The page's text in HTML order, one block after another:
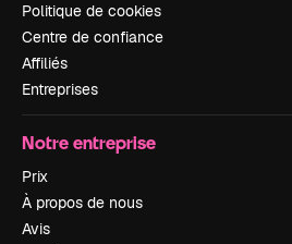
Politique de cookies
Centre de confiance
Affiliés
Entreprises
Notre entreprise
Prix
À propos de nous
Avis